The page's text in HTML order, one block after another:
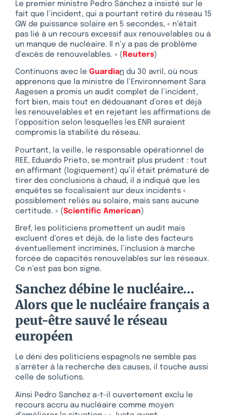
Le premier ministre Pedro Sánchez a insisté sur le
fait que l’incident, qui a pourtant retiré du réseau 15
GW de puissance solaire en 5 secondes, « n’était
pas lié à un recours excessif aux renouvelables ou à
un manque de nucléaire. Il n’y a pas de problème
d’excès de renouvelables. » ( Reuters)
Continuons avec le Guardian du 30 avril, où nous
apprenons que la ministre de l’Environnement Sara
Aagesen a promis un audit complet de l’incident,
fort bien, mais tout en dédouanant d’ores et déjà
les renouvelables et en rejetant les affirmations de
l’opposition selon lesquelles les ENR auraient
compromis la stabilité du réseau.
Pourtant, la veille, le responsable opérationnel de
REE, Eduardo Prieto, se montrait plus prudent : tout
en affirmant (logiquement) qu’il était prématuré de
tirer des conclusions à chaud, il a indiqué que les
enquêtes se focalisaient sur deux incidents «
possiblement reliés au solaire, mais sans aucune
certitude. » (Scientific American)
Bref, les politiciens promettent un audit mais
excluent d’ores et déjà, de la liste des facteurs
éventuellement incriminés, l’inclusion à marche
forcée de capacités renouvelables sur les réseaux.
Ce n’est pas bon signe.
Sanchez débine le nucléaire…
Alors que le nucléaire français a
peut-être sauvé le réseau
européen
Le déni des politiciens espagnols ne semble pas
s’arrêter à la recherche des causes, il touche aussi
celle de solutions.
Ainsi Pedro Sanchez a-t-il ouvertement exclu le
recours accru au nucléaire comme moyen